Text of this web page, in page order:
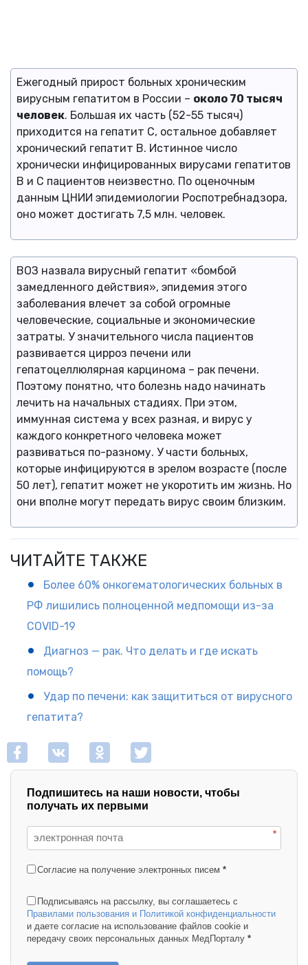
Ежегодный прирост больных хроническим
вирусным гепатитом в России – около 70 тысяч
человек. Большая их часть (52-55 тысяч)
приходится на гепатит C, остальное добавляет
хронический гепатит B. Истинное число
хронически инфицированных вирусами гепатитов
В и С пациентов неизвестно. По оценочным
данным ЦНИИ эпидемиологии Роспотребнадзора,
оно может достигать 7,5 млн. человек.
ВОЗ назвала вирусный гепатит «бомбой
замедленного действия», эпидемия этого
заболевания влечет за собой огромные
человеческие, социальные и экономические
затраты. У значительного числа пациентов
развивается цирроз печени или
гепатоцеллюлярная карцинома – рак печени.
Поэтому понятно, что болезнь надо начинать
лечить на начальных стадиях. При этом,
иммунная система у всех разная, и вирус у
каждого конкретного человека может
развиваться по-разному. У части больных,
которые инфицируются в зрелом возрасте (после
50 лет), гепатит может не укоротить им жизнь. Но
они вполне могут передать вирус своим близким.
ЧИТАЙТЕ ТАКЖЕ
Более 60% онкогематологических больных в
РФ лишились полноценной медпомощи из-за
COVID-19
Диагноз — рак. Что делать и где искать
помощь?
Удар по печени: как защититься от вирусного
гепатита?
Подпишитесь на наши новости, чтобы
получать их первыми
*
Согласие на получение электронных писем *
Подписываясь на рассылку, вы соглашаетесь с
Правилами пользования и Политикой конфиденциальности
и даете согласие на использование файлов cookie и
передачу своих персональных данных МедПорталу *